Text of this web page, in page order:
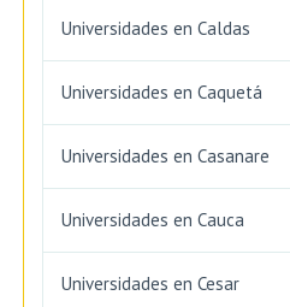
Universidades en Caldas
Universidades en Caquetá
Universidades en Casanare
Universidades en Cauca
Universidades en Cesar